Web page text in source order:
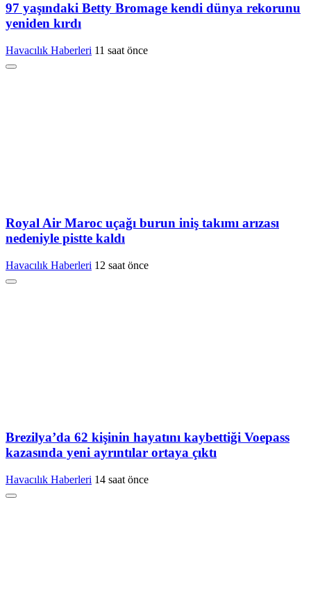
97 yaşındaki Betty Bromage kendi dünya rekorunu
yeniden kırdı
Havacılık Haberleri 11 saat önce
Royal Air Maroc uçağı burun iniş takımı arızası
nedeniyle pistte kaldı
Havacılık Haberleri 12 saat önce
Brezilya’da 62 kişinin hayatını kaybettiği Voepass
kazasında yeni ayrıntılar ortaya çıktı
Havacılık Haberleri 14 saat önce